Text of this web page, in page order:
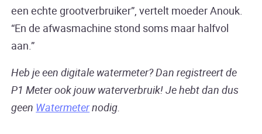
een echte grootverbruiker”, vertelt moeder Anouk.
“En de afwasmachine stond soms maar halfvol
aan.”
Heb je een digitale watermeter? Dan registreert de
P1 Meter ook jouw waterverbruik! Je hebt dan dus
geen Watermeternodig.